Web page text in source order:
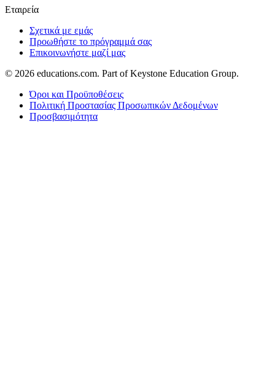
Εταιρεία
Σχετικά με εμάς
Προωθήστε το πρόγραμμά σας
Επικοινωνήστε μαζί μας
© 2026 educations.com. Part of Keystone Education Group.
Όροι και Προϋποθέσεις
Πολιτική Προστασίας Προσωπικών Δεδομένων
Προσβασιμότητα